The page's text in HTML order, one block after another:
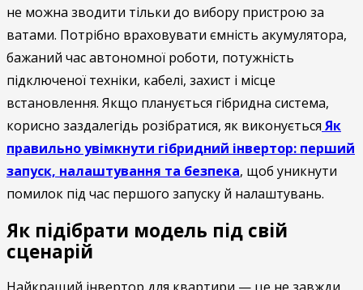
не можна зводити тільки до вибору пристрою за
ватами. Потрібно враховувати ємність акумулятора,
бажаний час автономної роботи, потужність
підключеної техніки, кабелі, захист і місце
встановлення. Якщо планується гібридна система,
корисно заздалегідь розібратися, як виконується Як
правильно увімкнути гібридний інвертор: перший
запуск, налаштування та безпека, щоб уникнути
помилок під час першого запуску й налаштувань.
Як підібрати модель під свій
сценарій
Найкращий інвертор для квартири — це не завжди